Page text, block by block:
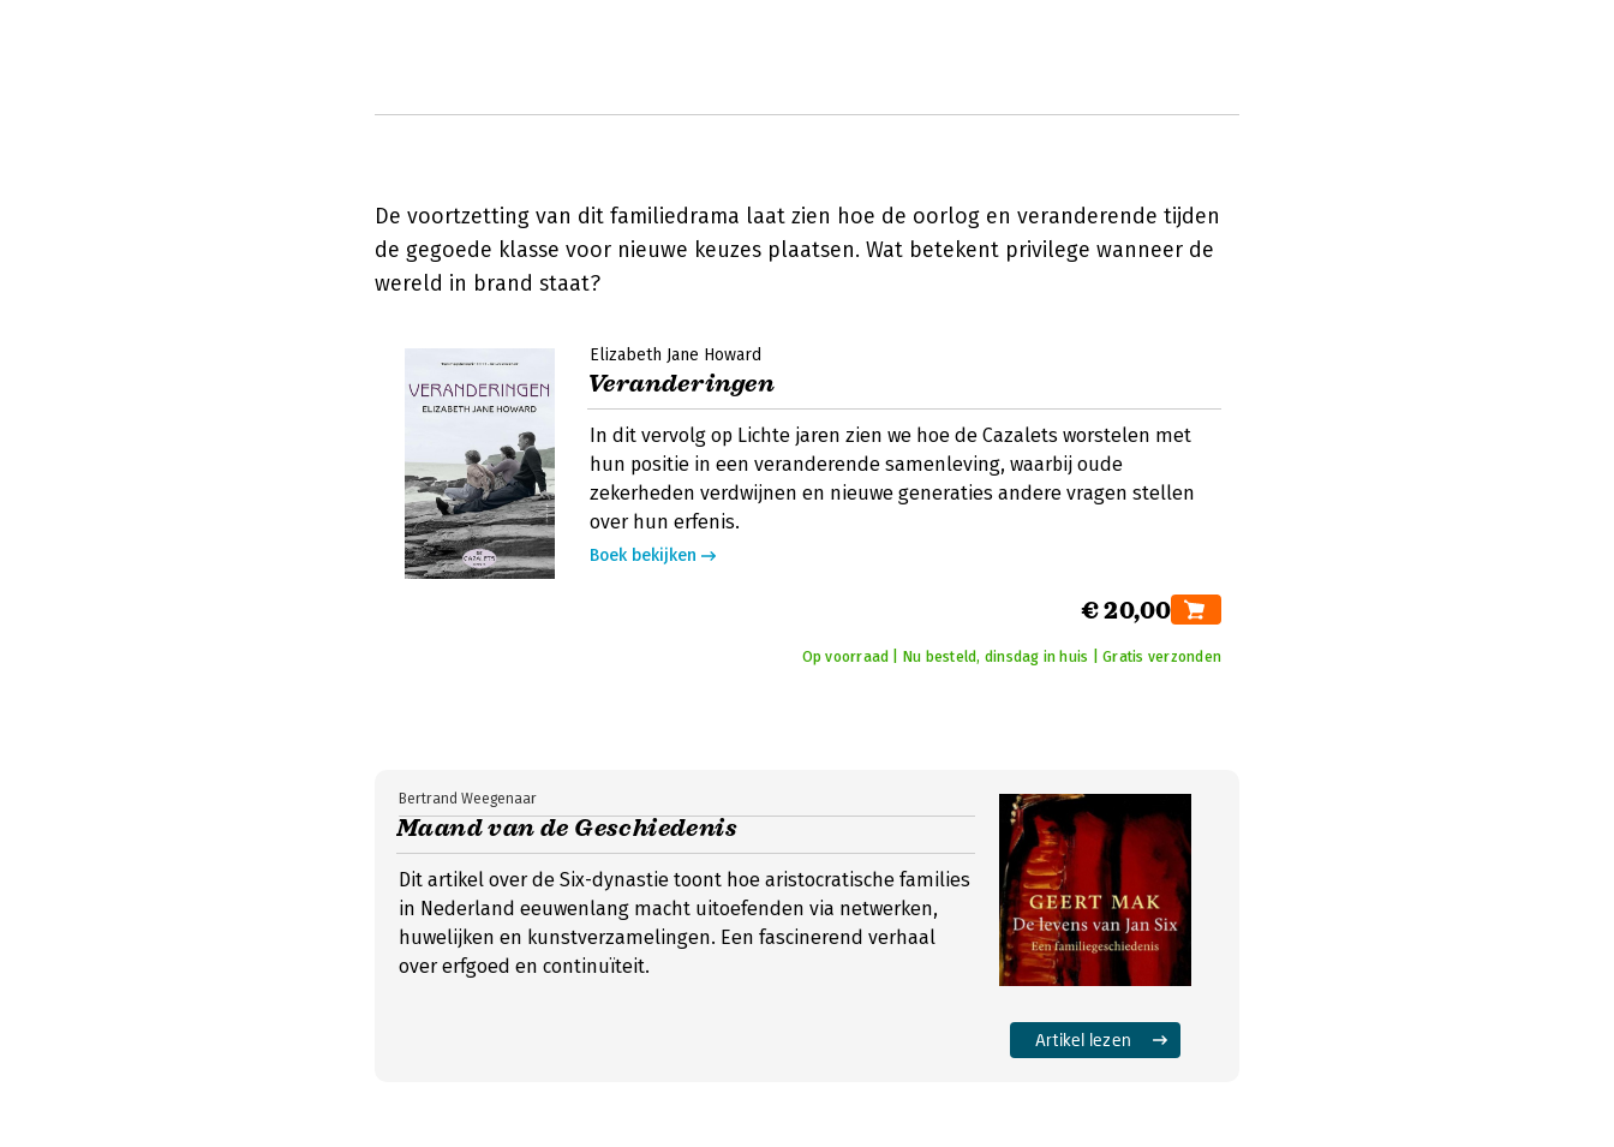
De voortzetting van dit familiedrama laat zien hoe de oorlog en veranderende tijden
de gegoede klasse voor nieuwe keuzes plaatsen. Wat betekent privilege wanneer de
wereld in brand staat?
Elizabeth Jane Howard
Veranderingen
In dit vervolg op Lichte jaren zien we hoe de Cazalets worstelen met
hun positie in een veranderende samenleving, waarbij oude
zekerheden verdwijnen en nieuwe generaties andere vragen stellen
over hun erfenis.
Boek bekijken
€ 20,00
Op voorraad | Nu besteld, dinsdag in huis | Gratis verzonden
Maand van de Geschiedenis
Bertrand Weegenaar
Dit artikel over de Six-dynastie toont hoe aristocratische families
in Nederland eeuwenlang macht uitoefenden via netwerken,
huwelijken en kunstverzamelingen. Een fascinerend verhaal
over erfgoed en continuïteit.
Artikel lezen